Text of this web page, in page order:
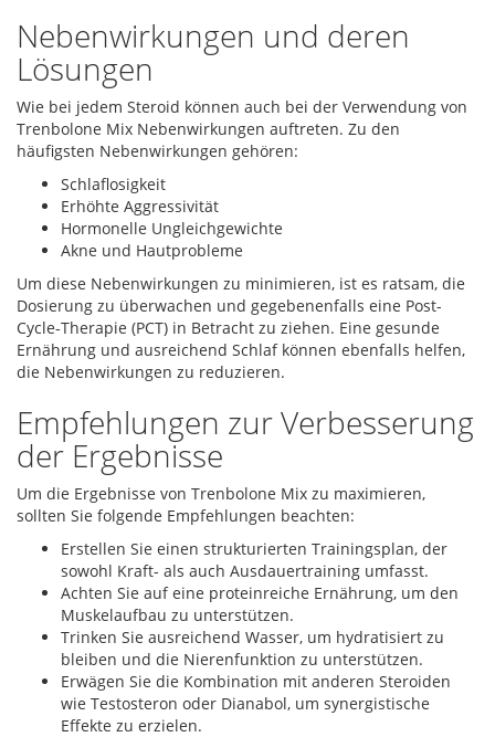
Nebenwirkungen und deren
Lösungen
Wie bei jedem Steroid können auch bei der Verwendung von
Trenbolone Mix Nebenwirkungen auftreten. Zu den
häufigsten Nebenwirkungen gehören:
Schlaflosigkeit
Erhöhte Aggressivität
Hormonelle Ungleichgewichte
Akne und Hautprobleme
Um diese Nebenwirkungen zu minimieren, ist es ratsam, die
Dosierung zu überwachen und gegebenenfalls eine Post-
Cycle-Therapie (PCT) in Betracht zu ziehen. Eine gesunde
Ernährung und ausreichend Schlaf können ebenfalls helfen,
die Nebenwirkungen zu reduzieren.
Empfehlungen zur Verbesserung
der Ergebnisse
Um die Ergebnisse von Trenbolone Mix zu maximieren,
sollten Sie folgende Empfehlungen beachten:
Erstellen Sie einen strukturierten Trainingsplan, der
sowohl Kraft- als auch Ausdauertraining umfasst.
Achten Sie auf eine proteinreiche Ernährung, um den
Muskelaufbau zu unterstützen.
Trinken Sie ausreichend Wasser, um hydratisiert zu
bleiben und die Nierenfunktion zu unterstützen.
Erwägen Sie die Kombination mit anderen Steroiden
wie Testosteron oder Dianabol, um synergistische
Effekte zu erzielen.